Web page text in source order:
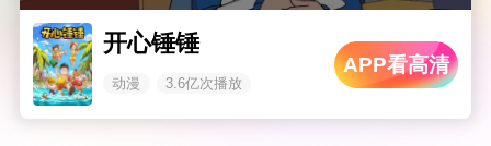
开心锤锤
动漫 3.6亿次播放
APP看高清